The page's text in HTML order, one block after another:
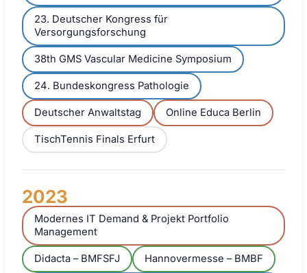
23. Deutscher Kongress für
Versorgungsforschung
38th GMS Vascular Medicine Symposium
24. Bundeskongress Pathologie
Deutscher Anwaltstag Online Educa Berlin
TischTennis Finals Erfurt
2023
Modernes IT Demand & Projekt Portfolio
Management
Didacta – BMFSFJ Hannovermesse – BMBF